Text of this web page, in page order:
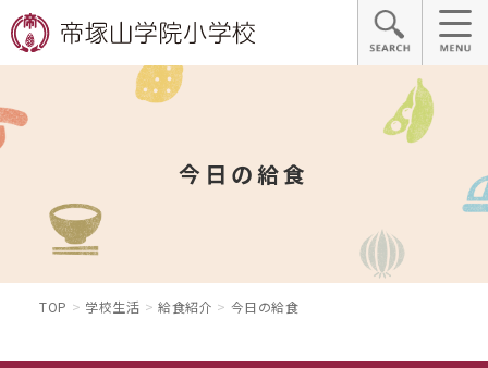
今日の給食
TOP 学校生活 給食紹介 今日の給食